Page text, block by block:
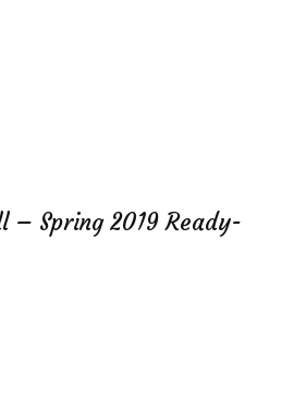
– Spring 2019 Ready-